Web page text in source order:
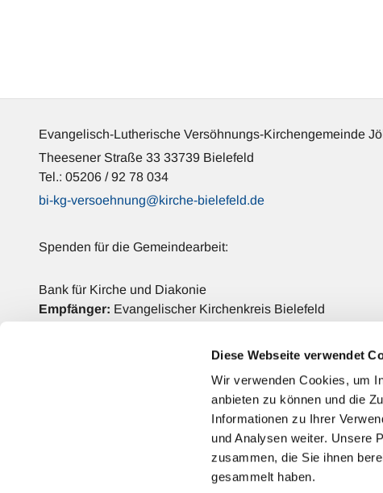
Diese Webseite verwendet
Wir verwenden Cookies, um
anbieten zu können und die
Informationen zu Ihrer
und Analysen weiter. Unsere
zusammen, die Sie ihnen
gesammelt haben.
Evangelisch-Lutherische Versöhnungs-Kirchengemeinde
Theesener Straße 33 33739 Bielefeld
Tel.: 05206 / 92 78 034
bi-kg-versoehnung@kirche-bielefeld.de
Spenden für die Gemeindearbeit:
Bank für Kirche und Diakonie
Empfänger: Evangelischer Kirchenkreis Bielefeld